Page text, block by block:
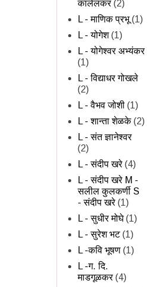
कालेलकर (2)
L - माणिक प्रभू (1)
L - योगेश (1)
L - योगेश्वर अभ्यंकर
(1)
L - विद्याधर गोखले
(2)
L - वैभव जोशी (1)
L - शान्‍ता शेळके (2)
L - संत ज्ञानेश्वर
(2)
L - संदीप खरे (4)
L - संदीप खरे M -
सलील कुलकर्णी S
- संदीप खरे (1)
L - सुधीर मोघे (1)
L - सुरेश भट (1)
L -कवि भूषण (1)
L -ग. दि.
माडगूळकर (4)